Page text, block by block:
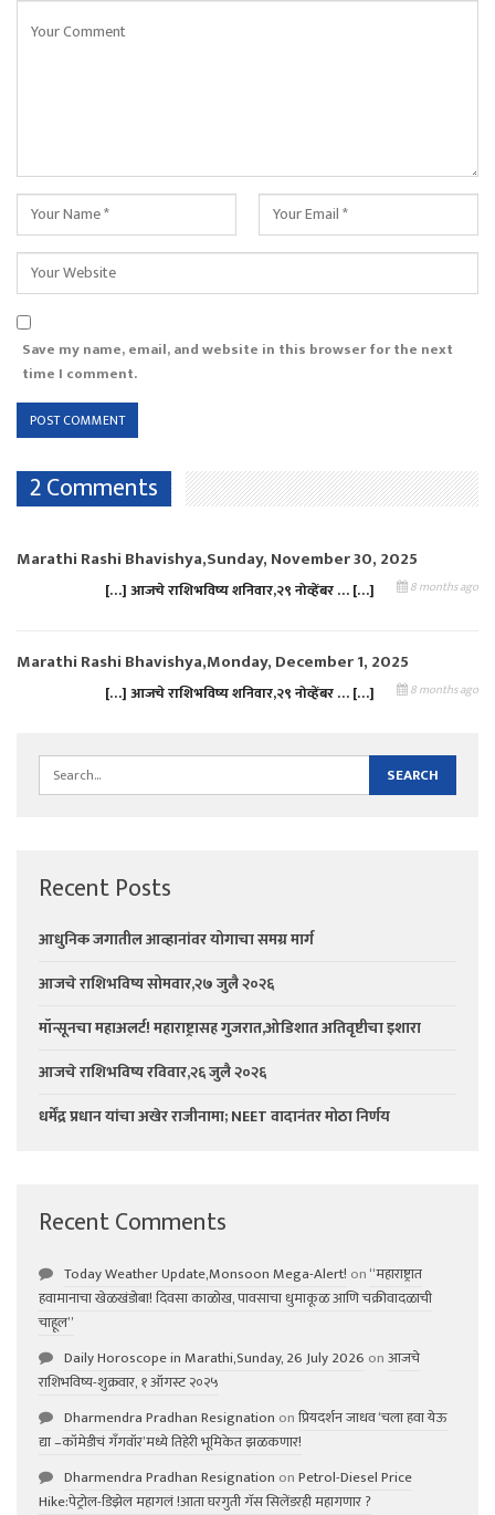
Save my name, email, and website in this browser for the next
time I comment.
2 Comments
Marathi Rashi Bhavishya,Sunday, November 30, 2025
8 months ago
[…] आजचे राशिभविष्य शनिवार,२९ नोव्हेंबर … […]
Marathi Rashi Bhavishya,Monday, December 1, 2025
8 months ago
[…] आजचे राशिभविष्य शनिवार,२९ नोव्हेंबर … […]
Recent Posts
आधुनिक जगातील आव्हानांवर योगाचा समग्र मार्ग
आजचे राशिभविष्य सोमवार,२७ जुलै २०२६
मॉन्सूनचा महाअलर्ट! महाराष्ट्रासह गुजरात,ओडिशात अतिवृष्टीचा इशारा
आजचे राशिभविष्य रविवार,२६ जुलै २०२६
धर्मेंद्र प्रधान यांचा अखेर राजीनामा; NEET वादानंतर मोठा निर्णय
Recent Comments
Today Weather Update,Monsoon Mega-Alert! on“महाराष्ट्रात
हवामानाचा खेळखंडोबा! दिवसा काळोख, पावसाचा धुमाकूळ आणि चक्रीवादळाची
चाहूल”
Daily Horoscope in Marathi,Sunday, 26 July 2026 onआजचे
राशिभविष्य-शुक्रवार, १ ऑगस्ट २०२५
Dharmendra Pradhan Resignation onप्रियदर्शन जाधव ‘चला हवा येऊ
द्या –कॉमेडीचं गॅंगवॉर’मध्ये तिहेरी भूमिकेत झळकणार!
Dharmendra Pradhan Resignation onPetrol-Diesel Price
Hike:पेट्रोल-डिझेल महागलं !आता घरगुती गॅस सिलेंडरही महागणार ?